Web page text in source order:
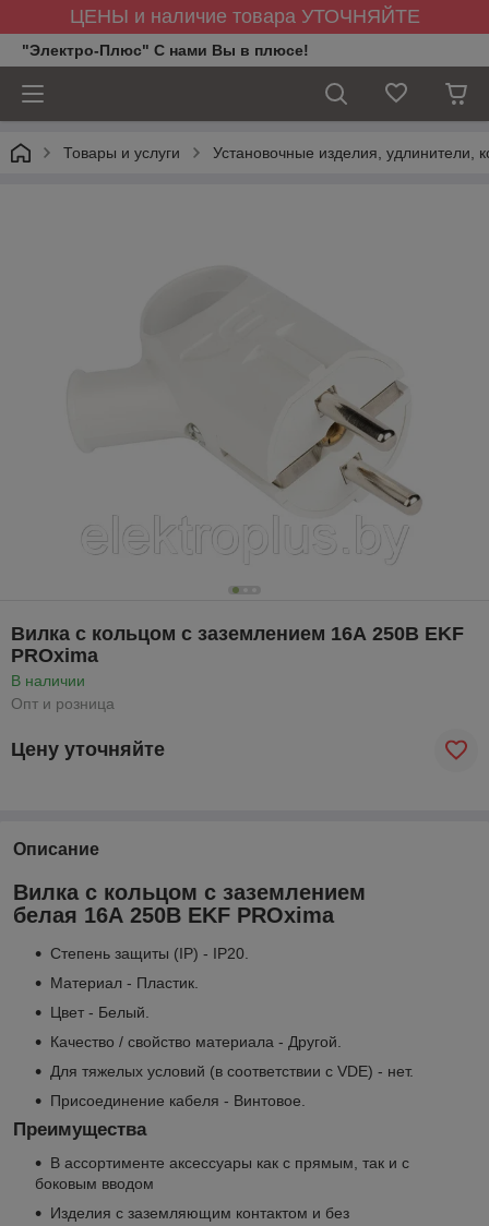
ЦЕНЫ и наличие товара УТОЧНЯЙТЕ
"Электро-Плюс" С нами Вы в плюсе!
Товары и услуги Установочные изделия, удлинители,
Вилка с кольцом с заземлением 16А 250В EKF
PROxima
В наличии
Опт и розница
Цену уточняйте
Описание
Вилка с кольцом с заземлением
белая 16А 250В EKF PROxima
Степень защиты (IP) - IP20.
Материал - Пластик.
Цвет - Белый.
Качество / свойство материала - Другой.
Для тяжелых условий (в соответствии с VDE) - нет.
Присоединение кабеля - Винтовое.
Преимущества
В ассортименте аксессуары как с прямым, так и с
боковым вводом
Изделия с заземляющим контактом и без